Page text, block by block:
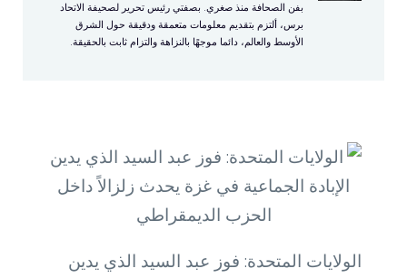
بفن الصحافة منذ صغري. بصفتي رئيس تحرير لصحيفة الاتحاد
برس، ألتزم بتقديم معلومات متعمقة ودقيقة حول الشرق
الأوسط والعالم، دائما موجهًا بالنزاهة والتزام ثابت بالحقيقة.
الولايات المتحدة: فوز عبد السيد الذي يدين